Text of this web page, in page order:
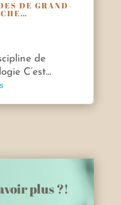
DE GRAND-
de
C’est...
plus ?!